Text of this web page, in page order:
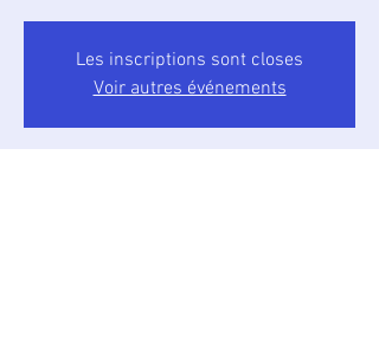
Les inscriptions sont closes
Voir autres événements